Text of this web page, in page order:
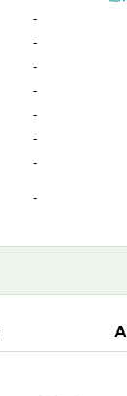
-
-
-
-
-
-
-
-